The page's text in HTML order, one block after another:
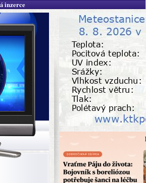
inzerce